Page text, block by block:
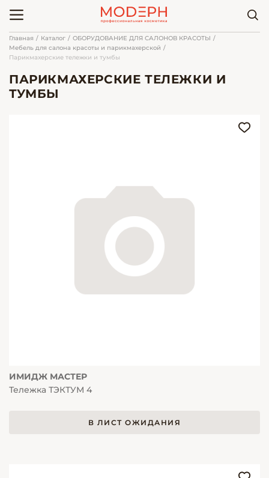
Главная Каталог
ОБОРУДОВАНИЕ ДЛЯ САЛОНОВ КРАСОТЫ
Мебель для салона красоты и парикмахерской
Парикмахерские тележки и тумбы
ПАРИКМАХЕРСКИЕ ТЕЛЕЖКИ И
ТУМБЫ
ИМИДЖ МАСТЕР
Тележка ТЭКТУМ 4
В ЛИСТ ОЖИДАНИЯ